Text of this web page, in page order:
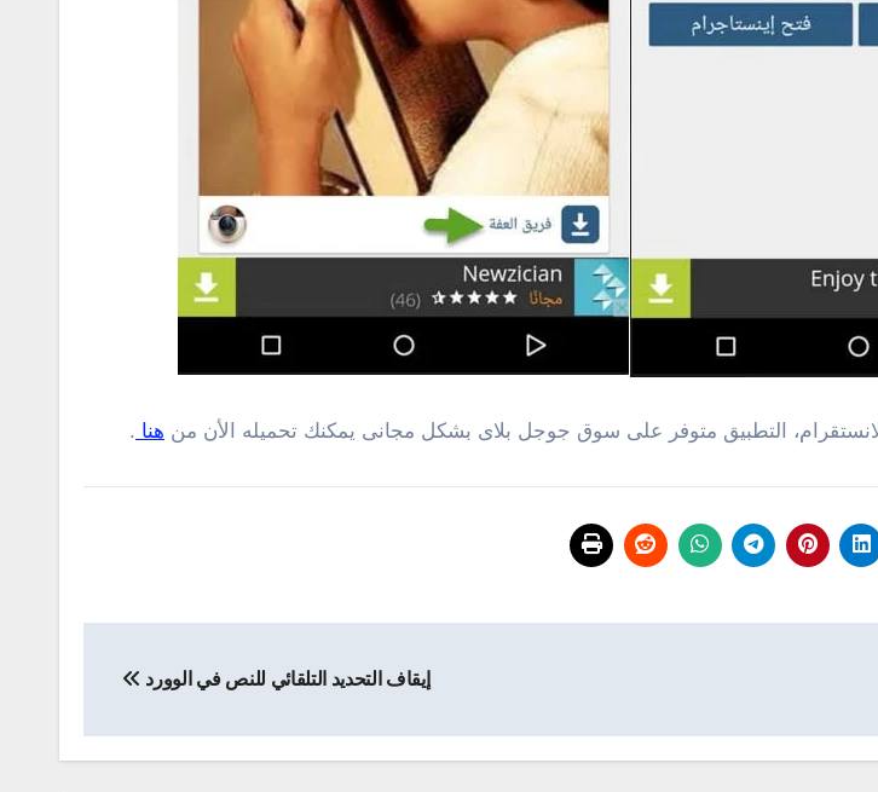
التطبيق متوفر على سوق جوجل بلاى بشكل مجانى يمكنك تحميله الأن من هنا .
إيقاف التحديد التلقائي للنص في الوورد